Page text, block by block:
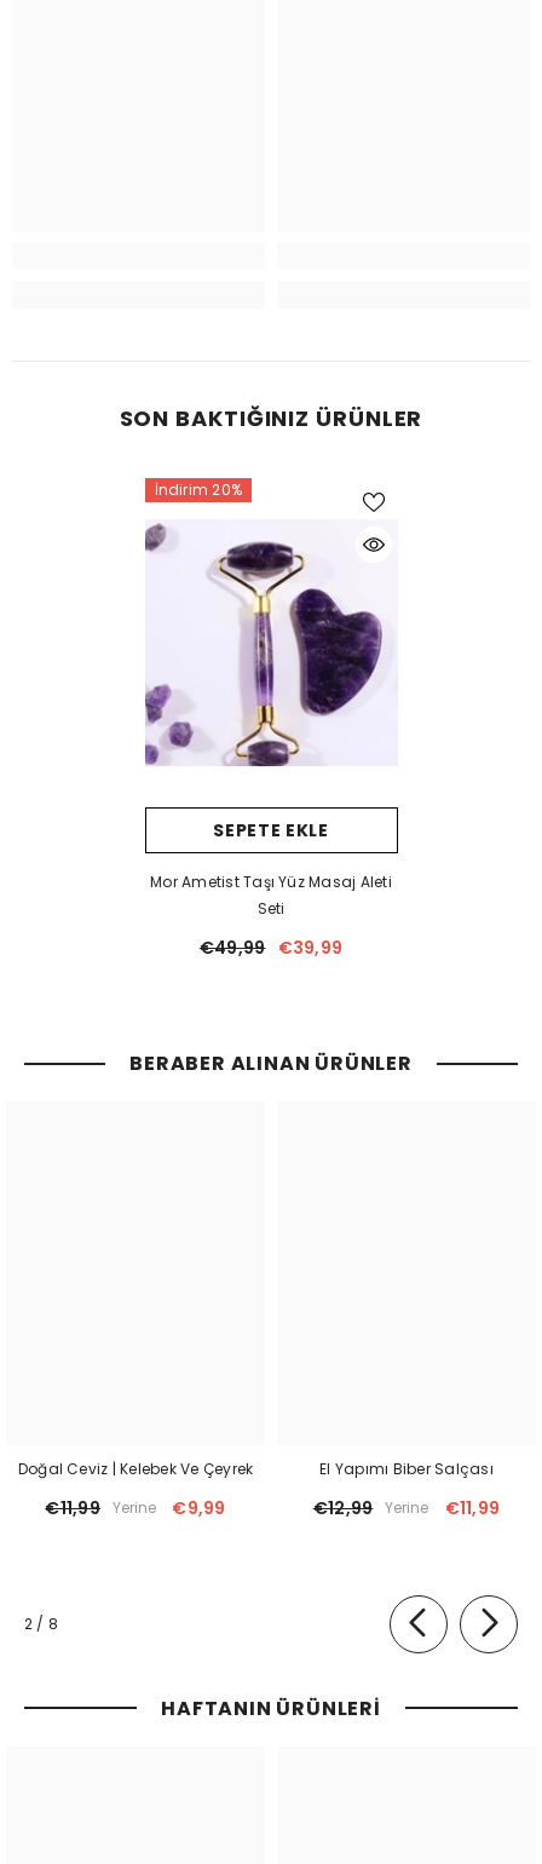
SON BAKTIĞINIZ ÜRÜNLER
İndirim 20%
SEPETE EKLE
Mor Ametist Taşı Yüz Masaj Aleti
Seti
€49,99 €39,99
BERABER ALINAN ÜRÜNLER
Doğal Ceviz | Kelebek Ve Çeyrek
€11,99 Yerine €9,99
El Yapımı Biber Salçası
€12,99 Yerine €11,99
2 / of
8
HAFTANIN ÜRÜNLERI